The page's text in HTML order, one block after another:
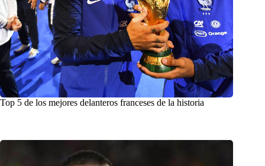
Top 5 de los mejores delanteros franceses de la historia